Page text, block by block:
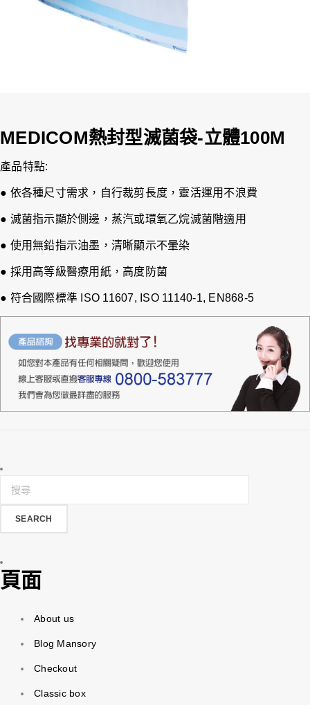
MEDICOM熱封型滅菌袋-立體100M
產品特點:
● 依各種尺寸需求，自行裁剪長度，靈活運用不浪費
● 滅菌指示顯於側邊，蒸汽或環氧乙烷滅菌階適用
● 使用無鉛指示油墨，清晰顯示不暈染
● 採用高等級醫療用紙，高度防菌
● 符合國際標準 ISO 11607, ISO 11140-1, EN868-5
頁面
About us
Blog Mansory
Checkout
Classic box